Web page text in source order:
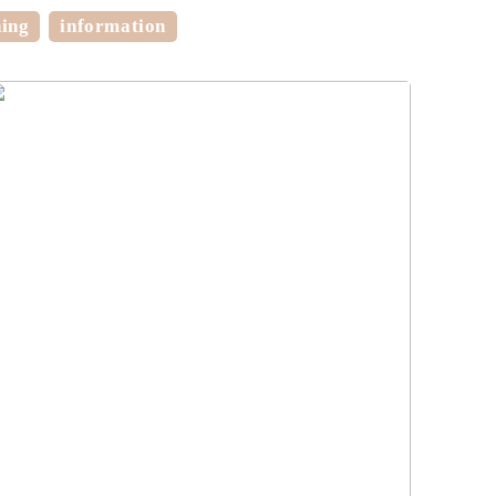
information